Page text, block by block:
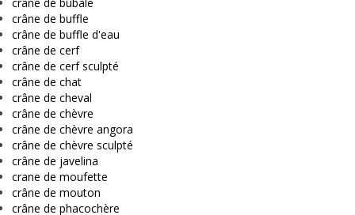
crâne de buffle
crâne de buffle d'eau
crâne de cerf
crâne de cerf sculpté
crâne de chat
crâne de cheval
crâne de chèvre
crâne de chèvre angora
crâne de chèvre sculpté
crâne de javelina
crane de moufette
crâne de mouton
crâne de phacochère